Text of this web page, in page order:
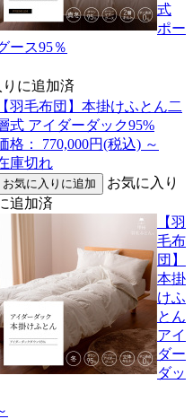
式
ポー
ース95％
に追加済
【羽毛布団】本掛けふとん二
式 アイダーダック95%
格： 770,000円(税込) ～
庫切れ
お気に入り
追加済
【羽
毛布
団】
本掛
けふ
とん
アイ
ダー
ダッ